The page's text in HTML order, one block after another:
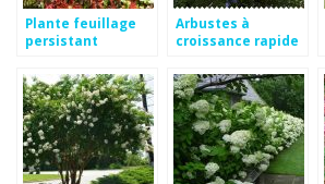
Plante feuillage
persistant
Arbustes à
croissance rapide
persistant